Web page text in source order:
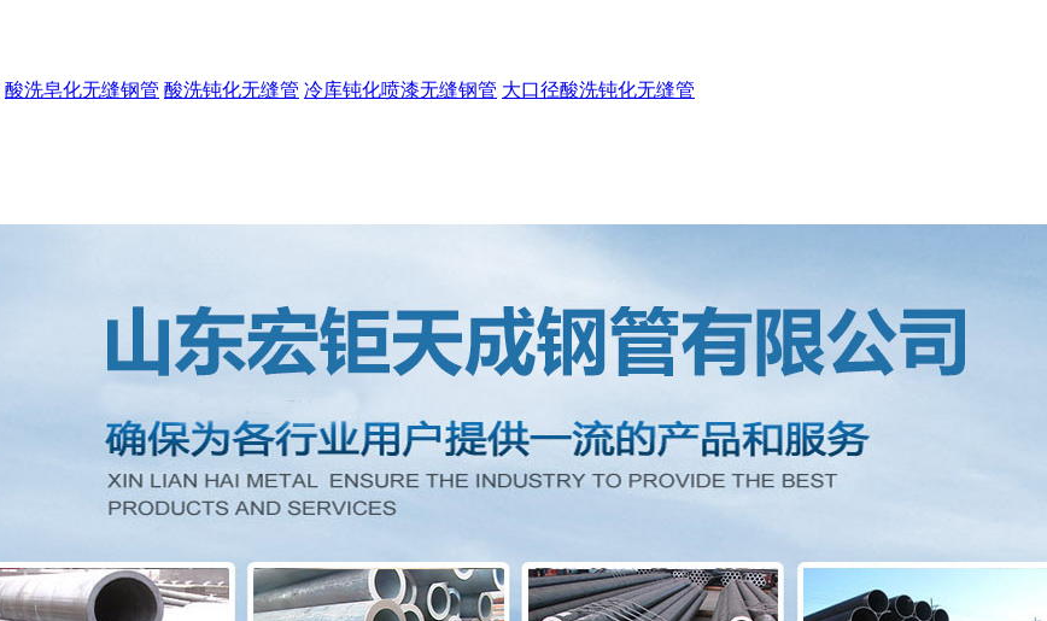
酸洗皂化无缝钢管 酸洗钝化无缝管 冷库钝化喷漆无缝钢管 大口径酸洗钝化无缝管